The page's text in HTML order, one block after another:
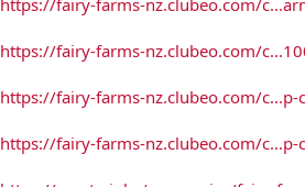
https://fairy-farms-nz.clubeo.com/
https://fairy-farms-nz.clubeo.com/
https://fairy-farms-nz.clubeo.com/
https://fairy-farms-nz.clubeo.com/